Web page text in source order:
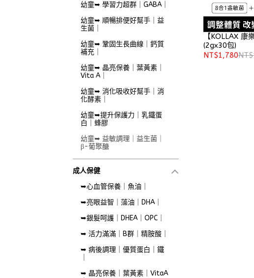
幼童➥ 學習力超群｜GABA｜
幼童➥ 順暢排便好幫手｜益
生菌｜
幼童➥ 鞏固生長曲線｜鈣質
補充｜
幼童➥ 晶亮保養｜葉黃素｜
Vita A｜
幼童➥ 消化吸收好幫手｜消
化酵素｜
幼童➥提升保護力｜乳鐵蛋
白｜蜂膠
幼童➥ 益敏調理｜益生菌｜
β-葡聚醣
成人保健
➥心血管保養｜魚油｜
➥亮眼益智｜藻油｜DHA｜
➥銀髮呵護｜DHEA｜OPC｜
➥ 活力滿滿｜B群｜精胺酸｜
➥ 病後調理｜優質蛋白｜鐵
➥ 晶亮保養｜葉黃素｜VitaA
【KOLLAX 康
(2gx30包)
NT$1,780